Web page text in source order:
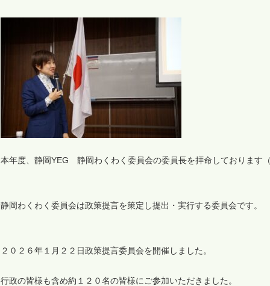
本年度、静岡YEG 静岡わくわく委員会の委員長を拝命しております
静岡わくわく委員会は政策提言を策定し提出・実行する委員会です。
２０２６年１月２２日政策提言委員会を開催しました。
行政の皆様も含め約１２０名の皆様にご参加いただきました。